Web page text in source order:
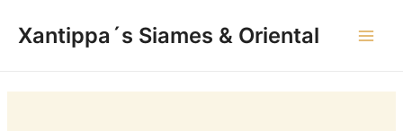
Xantippa´s Siames & Oriental